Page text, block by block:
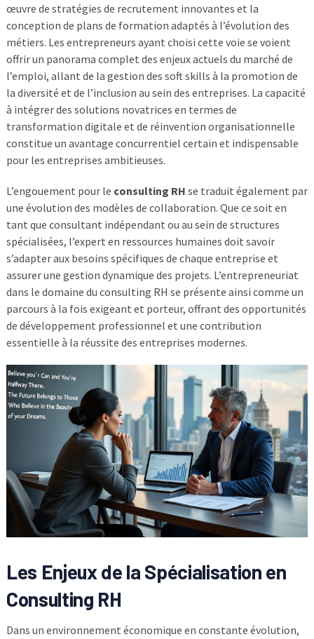
œuvre de stratégies de recrutement innovantes et la
conception de plans de formation adaptés à l’évolution des
métiers. Les entrepreneurs ayant choisi cette voie se voient
offrir un panorama complet des enjeux actuels du marché de
l’emploi, allant de la gestion des soft skills à la promotion de
la diversité et de l’inclusion au sein des entreprises. La capacité
à intégrer des solutions novatrices en termes de
transformation digitale et de réinvention organisationnelle
constitue un avantage concurrentiel certain et indispensable
pour les entreprises ambitieuses.
L’engouement pour le consulting RH se traduit également par
une évolution des modèles de collaboration. Que ce soit en
tant que consultant indépendant ou au sein de structures
spécialisées, l’expert en ressources humaines doit savoir
s’adapter aux besoins spécifiques de chaque entreprise et
assurer une gestion dynamique des projets. L’entrepreneuriat
dans le domaine du consulting RH se présente ainsi comme un
parcours à la fois exigeant et porteur, offrant des opportunités
de développement professionnel et une contribution
essentielle à la réussite des entreprises modernes.
Les Enjeux de la Spécialisation en
Consulting RH
Dans un environnement économique en constante évolution,